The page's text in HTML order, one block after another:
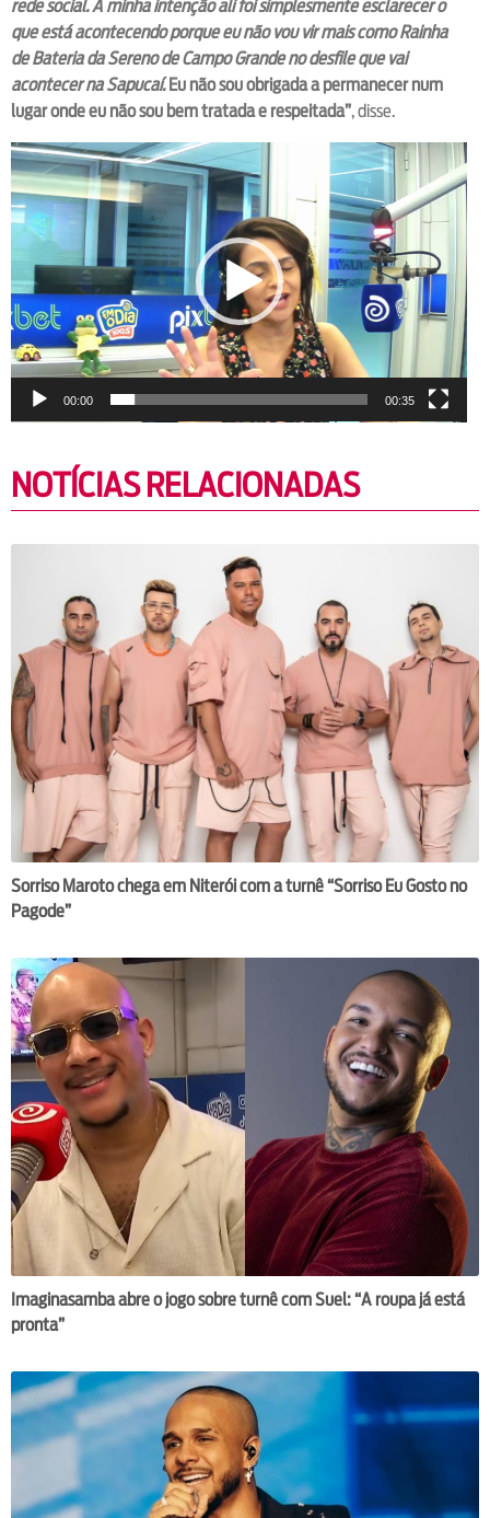
rede social. A minha intenção ali foi simplesmente esclarecer o
que está acontecendo porque eu não vou vir mais como Rainha
de Bateria da Sereno de Campo Grande no desfile que vai
acontecer na Sapucaí.Eu não sou obrigada a permanecer num
lugar onde eu não sou bem tratada e respeitada”, disse.
V
i
d
o
P
l
a
y
00:00 00:35
NOTÍCIAS RELACIONADAS
Sorriso Maroto chega em Niterói com a turnê “Sorriso Eu Gosto no
Pagode”
Imaginasamba abre o jogo sobre turnê com Suel: “A roupa já está
pronta”